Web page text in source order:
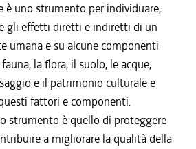
uno strumento per individuare,
gli effetti diretti e indiretti di un
umana e su alcune componenti
la flora, il suolo, le acque,
e il patrimonio culturale e
fattori e componenti.
strumento è quello di proteggere
a migliorare la qualità della